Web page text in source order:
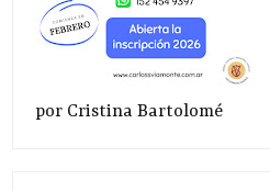
por Cristina Bartolomé